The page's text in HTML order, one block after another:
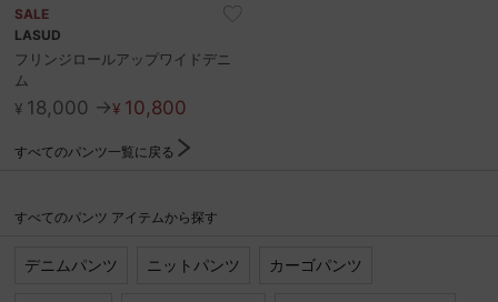
SALE
LASUD
フリンジロールアップワイドデニ
ム
¥18,000 →¥10,800
すべてのパンツ一覧に戻る
すべてのパンツ アイテムから探す
デニムパンツ ニットパンツ カーゴパンツ